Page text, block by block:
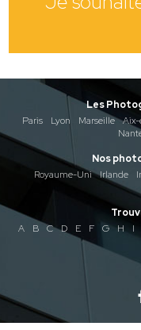
Les
Paris
Lyon Marseille Aix-
Nos
Royaume-Uni
Irlande
A
B C D E F G H I